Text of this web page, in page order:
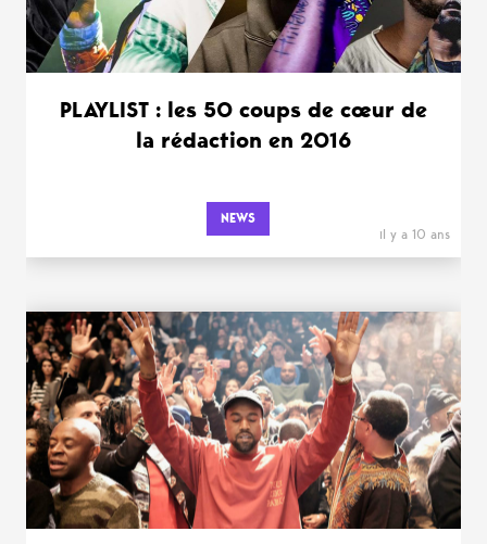
PLAYLIST : les 50 coups de cœur de
la rédaction en 2016
NEWS
il y a 10 ans